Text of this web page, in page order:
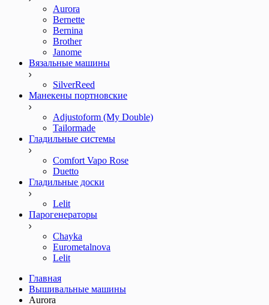
Aurora
Bernette
Bernina
Brother
Janome
Вязальные машины
SilverReed
Манекены портновские
Adjustoform (My Double)
Tailormade
Гладильные системы
Comfort Vapo Rose
Duetto
Гладильные доски
Lelit
Парогенераторы
Chayka
Eurometalnova
Lelit
Главная
Вышивальные машины
Aurora